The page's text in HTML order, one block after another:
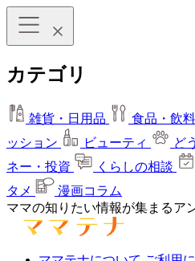
カテゴリ
雑貨・日用品 食品・飲料
ッション
ビューティ ど
ネー・投資
くらしの相談
タメ
漫画コラム
ママの知りたい情報が集まるア